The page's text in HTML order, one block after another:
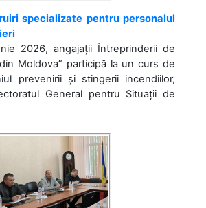
specializate pentru personalul
2026, angajații Întreprinderii de
Moldova” participă la un curs de
prevenirii și stingerii incendiilor,
General pentru Situații de